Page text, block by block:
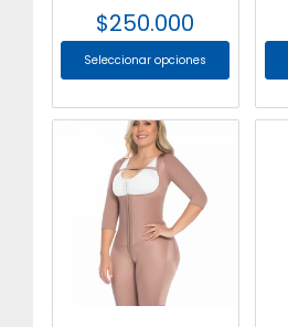
$250.000
Seleccionar opciones